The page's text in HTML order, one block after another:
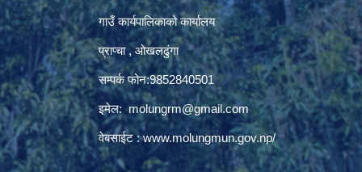
गाउँ कार्यपालिकाको कार्यालय
प्राप्चा , ओखलढुंगा
सम्पर्क फोन:9852840501
इमेल:molungrm@gmail.com
वेबसाईट :www.molungmun.gov.np/